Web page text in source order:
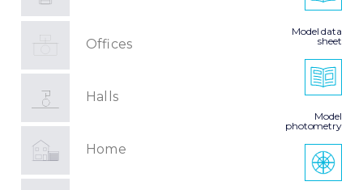
Offices
Halls
Home
Model data
sheet
Model
photometry